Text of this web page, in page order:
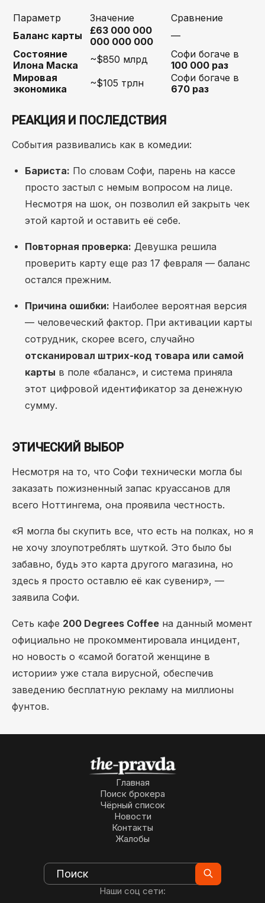
Параметр Значение
Сравнение
Баланс карты
£63 000 000
000 000 000
—
Состояние
Илона Маска
~$850 млрд
Софи богаче в
100 000 раз
Мировая
экономика
~$105 трлн
Софи богаче в
670 раз
РЕАКЦИЯ И ПОСЛЕДСТВИЯ
События развивались как в комедии:
Бариста: По словам Софи, парень на кассе
просто застыл с немым вопросом на лице.
Несмотря на шок, он позволил ей закрыть чек
этой картой и оставить её себе.
Повторная проверка: Девушка решила
проверить карту еще раз 17 февраля — баланс
остался прежним.
Причина ошибки: Наиболее вероятная версия
— человеческий фактор. При активации карты
сотрудник, скорее всего, случайно
отсканировал штрих-код товара или самой
карты в поле «баланс», и система приняла
этот цифровой идентификатор за денежную
сумму.
ЭТИЧЕСКИЙ ВЫБОР
Несмотря на то, что Софи технически могла бы
заказать пожизненный запас круассанов для
всего Ноттингема, она проявила честность.
«Я могла бы скупить все, что есть на полках, но я
не хочу злоупотреблять шуткой. Это было бы
забавно, будь это карта другого магазина, но
здесь я просто оставлю её как сувенир», —
заявила Софи.
Сеть кафе 200 Degrees Coffee на данный момент
официально не прокомментировала инцидент,
но новость о «самой богатой женщине в
истории» уже стала вирусной, обеспечив
заведению бесплатную рекламу на миллионы
фунтов.
Главная
Поиск брокера
Чёрный список
Новости
Контакты
Жалобы
Наши соц сети: